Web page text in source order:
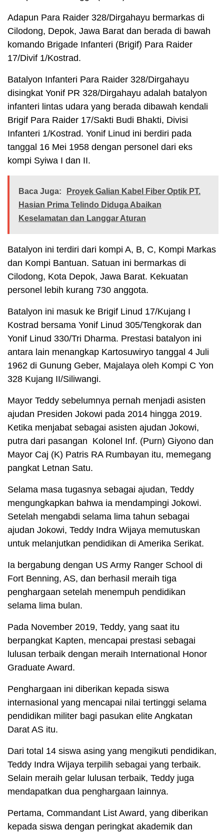
Adapun Para Raider 328/Dirgahayu bermarkas di
Cilodong, Depok, Jawa Barat dan berada di bawah
komando Brigade Infanteri (Brigif) Para Raider
17/Divif 1/Kostrad.
Batalyon Infanteri Para Raider 328/Dirgahayu
disingkat Yonif PR 328/Dirgahayu adalah batalyon
infanteri lintas udara yang berada dibawah kendali
Brigif Para Raider 17/Sakti Budi Bhakti, Divisi
Infanteri 1/Kostrad. Yonif Linud ini berdiri pada
tanggal 16 Mei 1958 dengan personel dari eks
kompi Syiwa I dan II.
Baca Juga:
Proyek Galian Kabel Fiber Optik PT.
Hasian Prima Telindo Diduga Abaikan
Keselamatan dan Langgar Aturan
Batalyon ini terdiri dari kompi A, B, C, Kompi Markas
dan Kompi Bantuan. Satuan ini bermarkas di
Cilodong, Kota Depok, Jawa Barat. Kekuatan
personel lebih kurang 730 anggota.
Batalyon ini masuk ke Brigif Linud 17/Kujang I
Kostrad bersama Yonif Linud 305/Tengkorak dan
Yonif Linud 330/Tri Dharma. Prestasi batalyon ini
antara lain menangkap Kartosuwiryo tanggal 4 Juli
1962 di Gunung Geber, Majalaya oleh Kompi C Yon
328 Kujang II/Siliwangi.
Mayor Teddy sebelumnya pernah menjadi asisten
ajudan Presiden Jokowi pada 2014 hingga 2019.
Ketika menjabat sebagai asisten ajudan Jokowi,
putra dari pasangan Kolonel Inf. (Purn) Giyono dan
Mayor Caj (K) Patris RA Rumbayan itu, memegang
pangkat Letnan Satu.
Selama masa tugasnya sebagai ajudan, Teddy
mengungkapkan bahwa ia mendampingi Jokowi.
Setelah mengabdi selama lima tahun sebagai
ajudan Jokowi, Teddy Indra Wijaya memutuskan
untuk melanjutkan pendidikan di Amerika Serikat.
Ia bergabung dengan US Army Ranger School di
Fort Benning, AS, dan berhasil meraih tiga
penghargaan setelah menempuh pendidikan
selama lima bulan.
Pada November 2019, Teddy, yang saat itu
berpangkat Kapten, mencapai prestasi sebagai
lulusan terbaik dengan meraih International Honor
Graduate Award.
Penghargaan ini diberikan kepada siswa
internasional yang mencapai nilai tertinggi selama
pendidikan militer bagi pasukan elite Angkatan
Darat AS itu.
Dari total 14 siswa asing yang mengikuti pendidikan,
Teddy Indra Wijaya terpilih sebagai yang terbaik.
Selain meraih gelar lulusan terbaik, Teddy juga
mendapatkan dua penghargaan lainnya.
Pertama, Commandant List Award, yang diberikan
kepada siswa dengan peringkat akademik dan